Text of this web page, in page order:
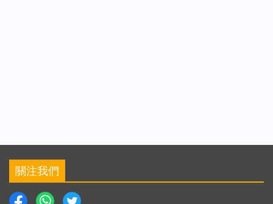
關注我們